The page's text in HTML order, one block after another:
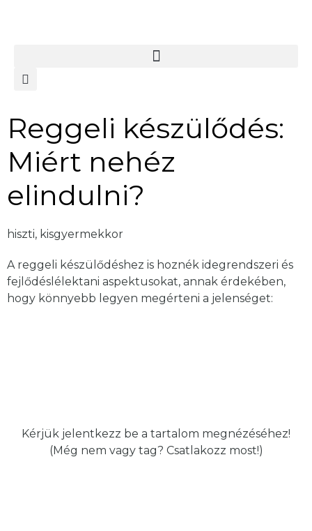
Reggeli készülődés:
Miért nehéz
elindulni?
hiszti, kisgyermekkor
A reggeli készülődéshez is hoznék idegrendszeri és
fejlődéslélektani aspektusokat, annak érdekében,
hogy könnyebb legyen megérteni a jelenséget:
Kérjük jelentkezz be a tartalom megnézéséhez!
(Még nem vagy tag? Csatlakozz most!)